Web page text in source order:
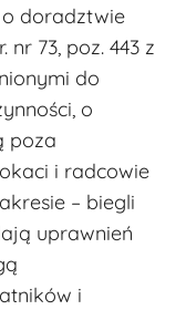
koszyku.
o doradztwie
73, poz. 443 z
do
o
poza
i radcowie
– biegli
uprawnień
i